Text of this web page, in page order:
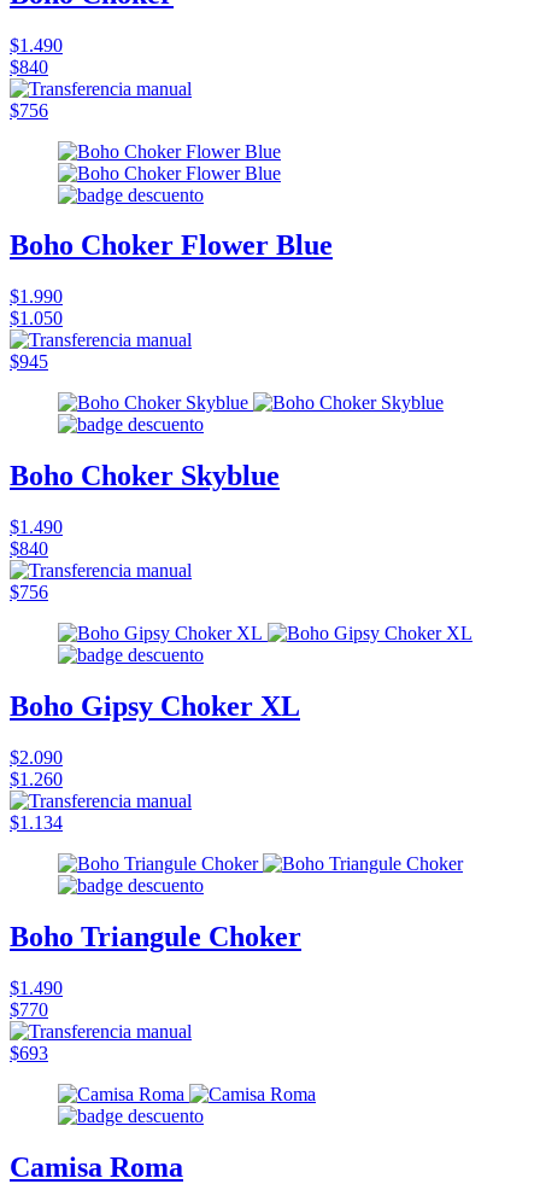
$1.490
$840
$756
Boho Choker Flower Blue
$1.990
$1.050
$945
Boho Choker Skyblue
$1.490
$840
$756
Boho Gipsy Choker XL
$2.090
$1.260
$1.134
Boho Triangule Choker
$1.490
$770
$693
Camisa Roma